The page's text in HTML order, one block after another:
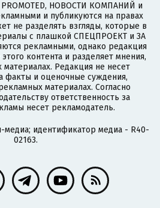
НОВОСТИ КОМПАНИЙ и
и публикуются на правах
не разделять взгляды, которые в
с плашкой СПЕЦПРОЕКТ и ЗА
рекламными, однако редакция
контента и разделяет мнения,
материалах. Редакция не несет
факты и оценочные суждения,
материалах. Согласно
ответственность за
несет рекламодатель.
медиа; идентификатор медиа - R40-
02163.